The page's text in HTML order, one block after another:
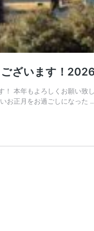
ざいます！
！ 本年もよろしくお願い
お正月をお過ごしになった